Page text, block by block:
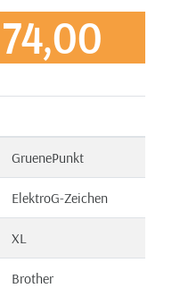
GruenePunkt
ElektroG-Zeichen
XL
Brother